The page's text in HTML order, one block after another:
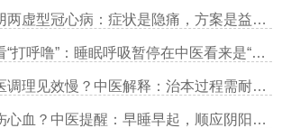
叶穗林医生谈气阴两虚型冠心病：症状是隐痛，方案是益气养阴
夏裕医生谈别小看“打呼噜”：睡眠呼吸暂停在中医看来是“痰瘀阻窍”
叶穗林医生：中医调理见效慢？中医解释：治本过程需耐心，长期获益更多
夏裕医生：熬夜伤心血？中医提醒：早睡早起，顺应阴阳，保护血管